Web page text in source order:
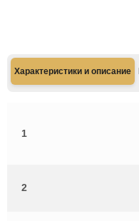
Характеристики и описание
1
2